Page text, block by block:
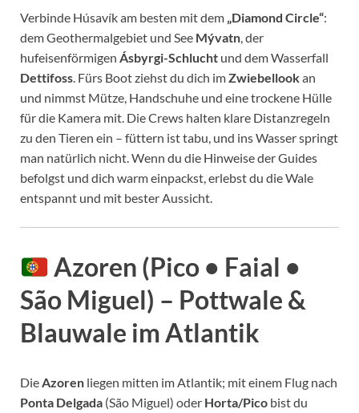
Verbinde Húsavík am besten mit dem „Diamond Circle“:
dem Geothermalgebiet und See Mývatn , der
hufeisenförmigen Ásbyrgi-Schlucht und dem Wasserfall
Dettifoss . Fürs Boot ziehst du dich imZwiebellookan
und nimmst Mütze, Handschuhe und eine trockene Hülle
für die Kamera mit. Die Crews halten klare Distanzregeln
zu den Tieren ein – füttern ist tabu, und ins Wasser springt
man natürlich nicht. Wenn du die Hinweise der Guides
befolgst und dich warm einpackst, erlebst du die Wale
entspannt und mit bester Aussicht.
Azoren (Pico • Faial •
São Miguel) – Pottwale &
Blauwale im Atlantik
DieAzoren liegen mitten im Atlantik; mit einem Flug nach
Ponta Delgada (São Miguel) oder Horta/Pico bist du